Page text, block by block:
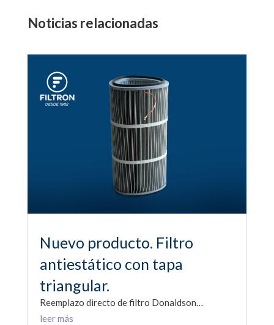
Noticias relacionadas
Nuevo producto. Filtro
antiestático con tapa
triangular.
Reemplazo directo de filtro Donaldson…
leer más